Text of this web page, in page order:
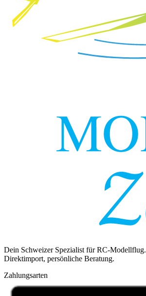
Dein Schweizer Spezialist für RC-Modellflug.
Direktimport, persönliche Beratung.
Zahlungsarten